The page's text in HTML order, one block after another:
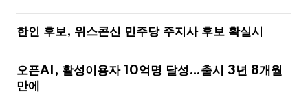
한인 후보, 위스콘신 민주당 주지사 후보 확실시
오픈AI, 활성이용자 10억명 달성…출시 3년 8개월
만에